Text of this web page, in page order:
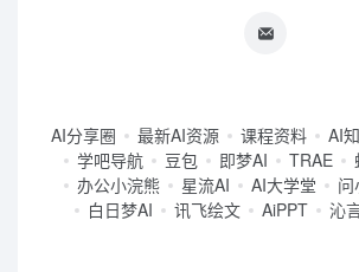
AI分享圈 最新AI资源 课程资料 AI
学吧导航
豆包 即梦AI TRAE
办公小浣熊
星流AI AI大学堂 问
白日梦AI
讯飞绘文 AiPPT 沁